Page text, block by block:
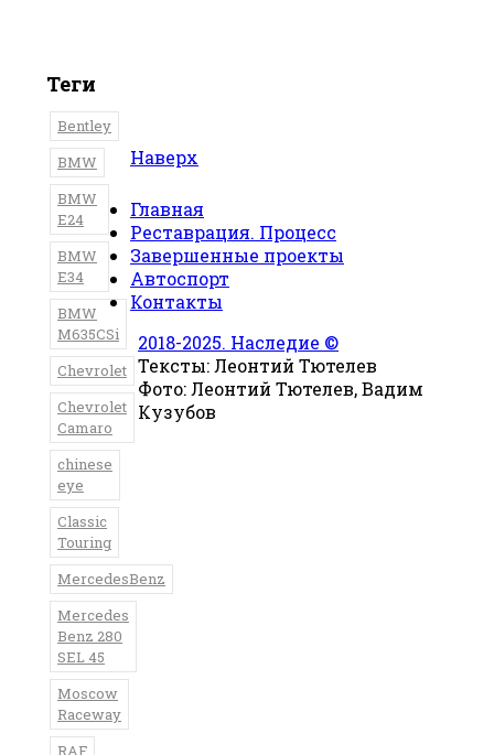
Теги
Bentley
BMW
BMW
E24
BMW
E34
BMW
M635CSi
Chevrolet
Chevrolet
Camaro
chinese
eye
Classic
Touring
MercedesBenz
Mercedes
Benz 280
SEL 45
Moscow
Raceway
RAF
Наверх
Главная
Реставрация. Процесс
Завершенные проекты
Автоспорт
Контакты
2018-2025. Наследие ©
Тексты: Леонтий Тютелев
Фото: Леонтий Тютелев, Вадим
Кузубов